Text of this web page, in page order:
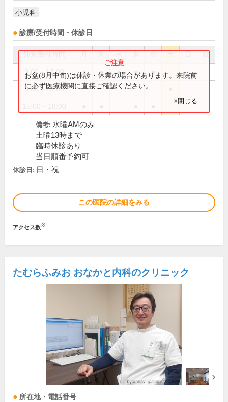
小児科
診療/受付時間・休診日
祝
9:00～12:00 ● ● ● ● ●
9:00～13:00
お盆(8月中旬)は休診・休業の場合があります。来院前
に必ず医療機関に直接ご確認ください。
×閉じる
備考: 水曜AMのみ
土曜13時まで
臨時休診あり
当日順番予約可
休診日: 日・祝
この医院の詳細をみる
アクセス数※
たむらふみお おなかと内科のクリニック
所在地・電話番号